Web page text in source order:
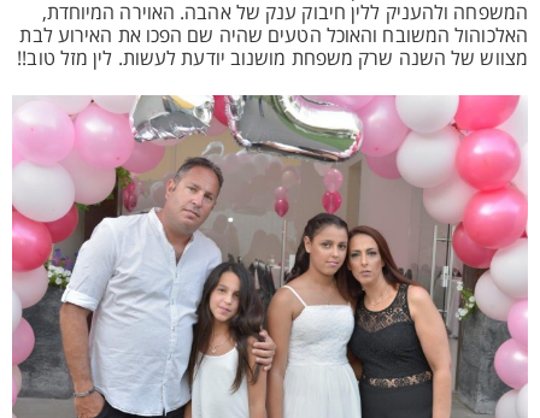
המשפחה ולהעניק ללין חיבוק ענק של אהבה. האוירה המיוחדת,
האלכוהול המשובח והאוכל הטעים שהיה שם הפכו את האירוע לבת
מצווש של השנה שרק משפחת מושנוב יודעת לעשות. לין מזל טוב!!